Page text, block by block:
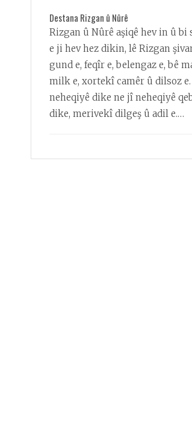
perwerdehiya muzîkê ji
derbasî Amedê bû...
Destana Rizgan û Nûrê
Rizgan û Nûrê aşiqê hev in û bi
e ji hev hez dikin, lê Rizgan
gund e, feqîr e, belengaz e, bê
milk e, xortekî camêr û dilsoz e.
neheqiyê dike ne jî neheqiyê
dike, merivekî dilgeş û adil e.
husn û cemaleke wisa lê hebû